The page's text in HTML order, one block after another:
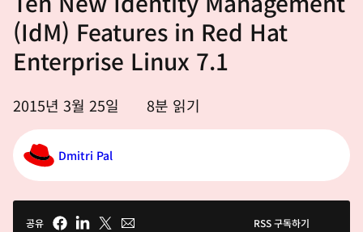
(IdM) Features in Red Hat
Enterprise Linux 7.1
2015년 3월 25일 8분 읽기
Dmitri Pal
공유 RSS 구독하기